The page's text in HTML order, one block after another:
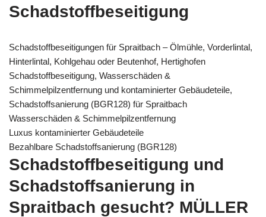
Schadstoffbeseitigung
Schadstoffbeseitigungen für Spraitbach – Ölmühle, Vorderlintal,
Hinterlintal, Kohlgehau oder Beutenhof, Hertighofen
Schadstoffbeseitigung, Wasserschäden &
Schimmelpilzentfernung und kontaminierter Gebäudeteile,
Schadstoffsanierung (BGR128) für Spraitbach
Wasserschäden & Schimmelpilzentfernung
Luxus kontaminierter Gebäudeteile
Bezahlbare Schadstoffsanierung (BGR128)
Schadstoffbeseitigung und
Schadstoffsanierung in
Spraitbach gesucht? MÜLLER